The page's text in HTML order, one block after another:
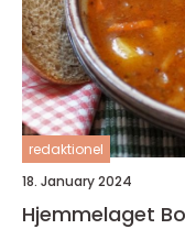
redaktionel
18. January 2024
Hjemmelaget